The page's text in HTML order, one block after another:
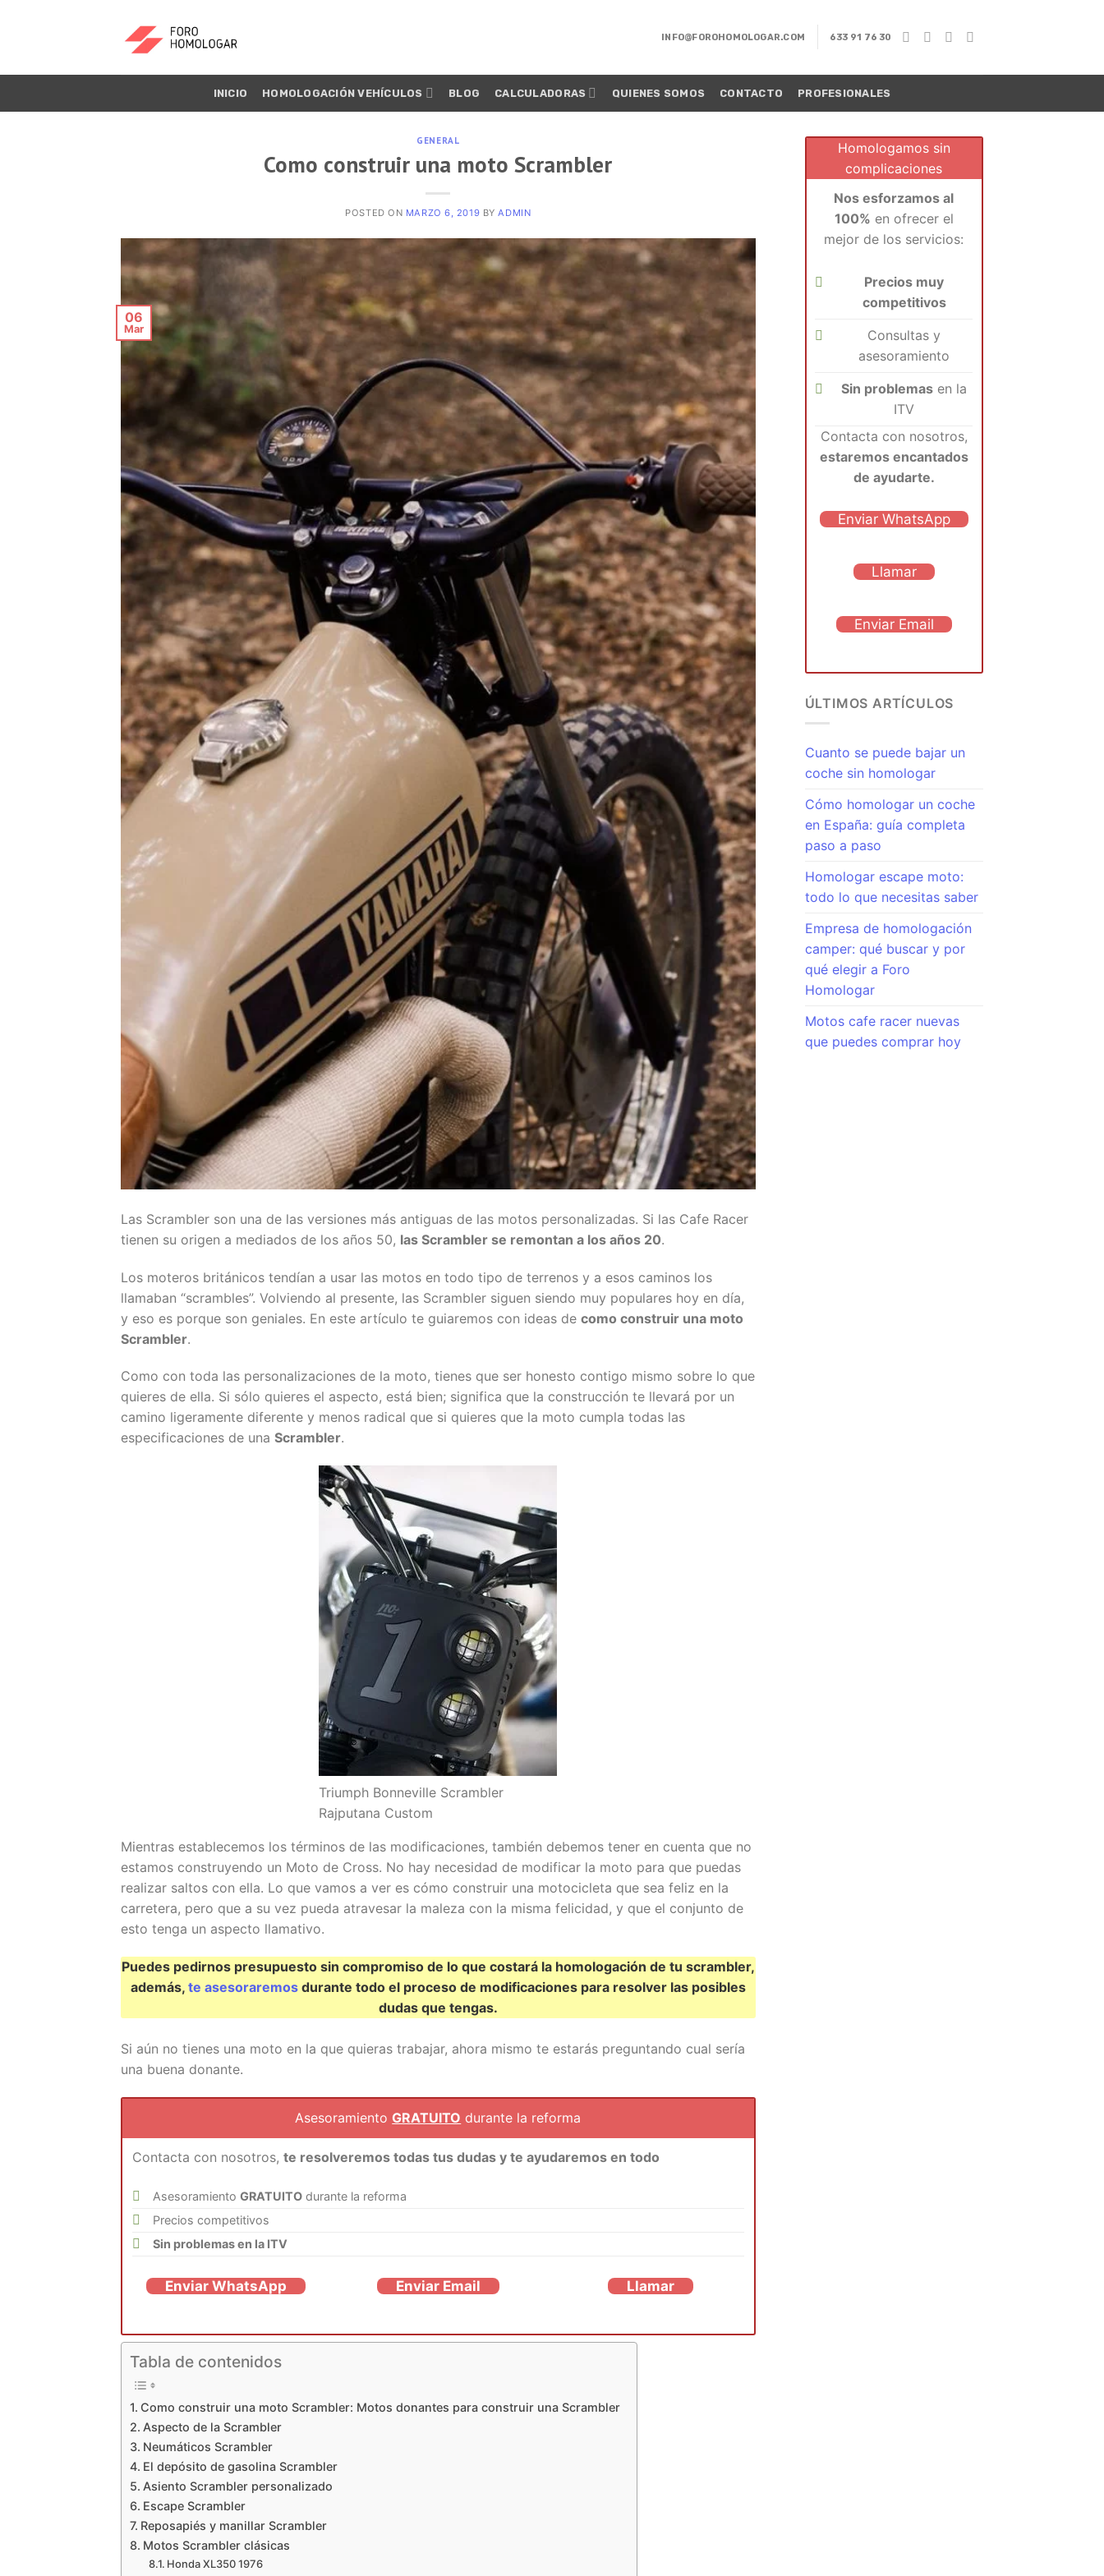
INFO@FOROHOMOLOGAR.COM 633 91 76 30
INICIO HOMOLOGACIÓN VEHÍCULOS BLOG CALCULADORAS QUIENES SOMOS CONTACTO PROFESIONALES
GENERAL
Como construir una moto Scrambler
POSTED ON MARZO 6, 2019 BYADMIN
06
Mar
Las Scrambler son una de las versiones más antiguas de las motos personalizadas. Si las Cafe Racer
tienen su origen a mediados de los años 50, las Scrambler se remontan a los años 20.
Los moteros británicos tendían a usar las motos en todo tipo de terrenos y a esos caminos los
llamaban “scrambles”. Volviendo al presente, las Scrambler siguen siendo muy populares hoy en día,
y eso es porque son geniales. En este artículo te guiaremos con ideas de como construir una moto
Scrambler.
Como con toda las personalizaciones de la moto, tienes que ser honesto contigo mismo sobre lo que
quieres de ella. Si sólo quieres el aspecto, está bien; significa que la construcción te llevará por un
camino ligeramente diferente y menos radical que si quieres que la moto cumpla todas las
especificaciones de una Scrambler.
Triumph Bonneville Scrambler
Rajputana Custom
Mientras establecemos los términos de las modificaciones, también debemos tener en cuenta que no
estamos construyendo un Moto de Cross. No hay necesidad de modificar la moto para que puedas
realizar saltos con ella. Lo que vamos a ver es cómo construir una motocicleta que sea feliz en la
carretera, pero que a su vez pueda atravesar la maleza con la misma felicidad, y que el conjunto de
esto tenga un aspecto llamativo.
Puedes pedirnos presupuesto sin compromiso de lo que costará la homologación de tu scrambler,
además, te asesoraremosdurante todo el proceso de modificaciones para resolver las posibles
dudas que tengas.
Si aún no tienes una moto en la que quieras trabajar, ahora mismo te estarás preguntando cual sería
una buena donante.
AsesoramientoGRATUITO durante la reforma
Contacta con nosotros, te resolveremos todas tus dudas y te ayudaremos en todo
Asesoramiento GRATUITOdurante la reforma
Precios competitivos
Sin problemas en la ITV
Enviar WhatsApp Enviar Email Llamar
Tabla de contenidos
Como construir una moto Scrambler: Motos donantes para construir una Scrambler
Aspecto de la Scrambler
Neumáticos Scrambler
El depósito de gasolina Scrambler
Asiento Scrambler personalizado
Escape Scrambler
Reposapiés y manillar Scrambler
Motos Scrambler clásicas
Honda XL350 1976
Homologamos sin
complicaciones
Nos esforzamos al
100% en ofrecer el
mejor de los servicios:
Precios muy
competitivos
Consultas y
asesoramiento
Sin problemas en la
ITV
Contacta con nosotros,
estaremos encantados
de ayudarte.
Enviar WhatsApp
Llamar
Enviar Email
ÚLTIMOS ARTÍCULOS
Cuanto se puede bajar un
coche sin homologar
Cómo homologar un coche
en España: guía completa
paso a paso
Homologar escape moto:
todo lo que necesitas saber
Empresa de homologación
camper: qué buscar y por
qué elegir a Foro
Homologar
Motos cafe racer nuevas
que puedes comprar hoy